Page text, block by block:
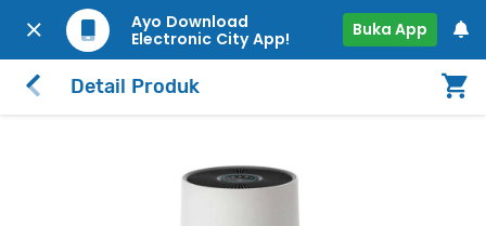
Ayo Download
Electronic City App!
Buka App
Detail Produk